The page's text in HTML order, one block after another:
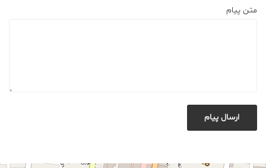
متن پیام
ارسال پیام